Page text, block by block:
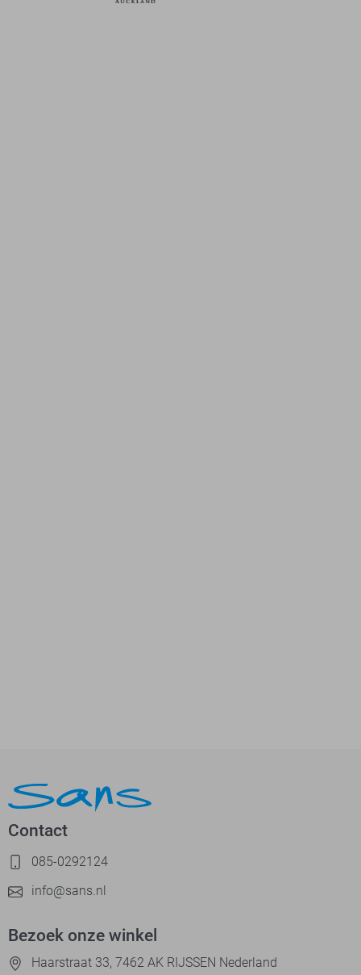
Contact
085-0292124
info@sans.nl
Bezoek onze winkel
Haarstraat 33, 7462 AK RIJSSEN Nederland